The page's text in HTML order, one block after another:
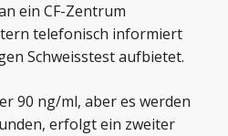
ein CF-Zentrum
telefonisch informiert
Schweisstest aufbietet.
90 ng/ml, aber es werden
erfolgt ein zweiter